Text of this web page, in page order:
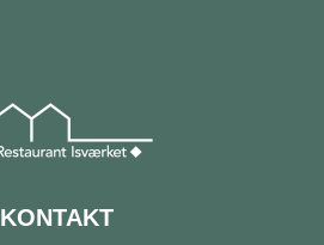
KONTAKT